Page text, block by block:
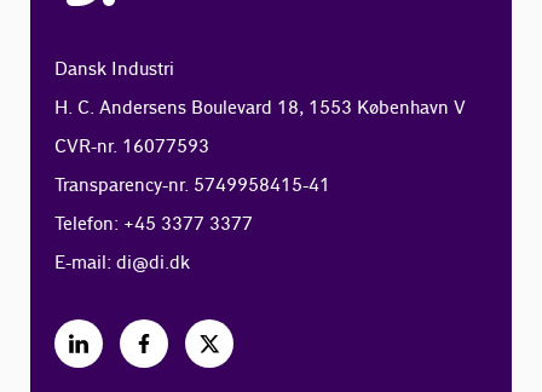
Dansk Industri
H. C. Andersens Boulevard 18, 1553 København V
CVR-nr. 16077593
Transparency-nr. 5749958415-41
Telefon: +45 3377 3377
E-mail:di@di.dk